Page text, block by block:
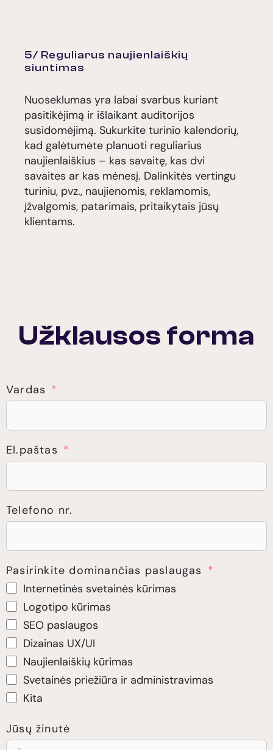
5/ Reguliarus naujienlaiškių
siuntimas
Nuoseklumas yra labai svarbus kuriant
pasitikėjimą ir išlaikant auditorijos
susidomėjimą. Sukurkite turinio kalendorių,
kad galėtumėte planuoti reguliarius
naujienlaiškius – kas savaitę, kas dvi
savaites ar kas mėnesį. Dalinkitės vertingu
turiniu, pvz., naujienomis, reklamomis,
įžvalgomis, patarimais, pritaikytais jūsų
klientams.
Užklausos forma
Vardas
El.paštas
Telefono nr.
Pasirinkite dominančias paslaugas
Internetinės svetainės kūrimas
Logotipo kūrimas
SEO paslaugos
Dizainas UX/UI
Naujienlaiškių kūrimas
Svetainės priežiūra ir administravimas
Kita
Jūsų žinutė